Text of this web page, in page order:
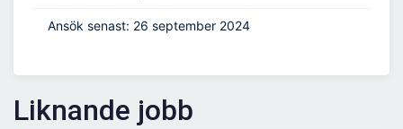
Ansök senast: 26 september 2024
Liknande jobb